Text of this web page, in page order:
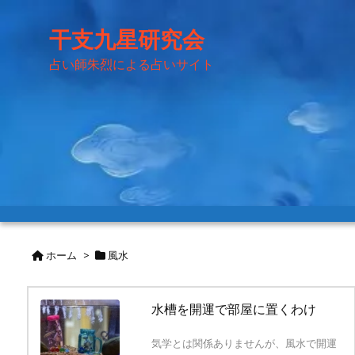
干支九星研究会
占い師朱烈による占いサイト
ホーム > 風水
水槽を開運で部屋に置くわけ
気学とは関係ありませんが、風水で開運